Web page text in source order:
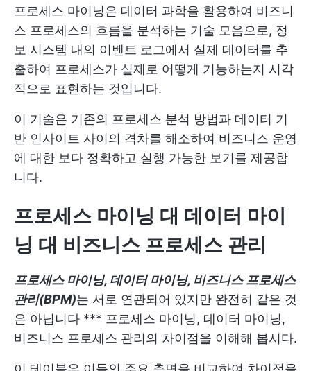
프로세스 마이닝은 데이터 과학을 활용하여 비즈니
스 프로세스의 흐름을 분석하는 기술 모음으로, 정
보 시스템 내의 이벤트 로그에서 실제 데이터를 추
출하여 프로세스가 실제로 어떻게 기능하는지 시각
적으로 표현하는 것입니다.
이 기술은 기존의 프로세스 분석 방법과 데이터 기
반 인사이트 사이의 격차를 해소하여 비즈니스 운영
에 대한 보다 정확하고 실행 가능한 보기를 제공합
니다.
프로세스 마이닝 대 데이터 마이
닝 대 비즈니스 프로세스 관리
프로세스 마이닝, 데이터 마이닝, 비즈니스 프로세스
관리(BPM)는 서로 연관되어 있지만 완전히 같은 것
은 아닙니다 *** 프로세스 마이닝, 데이터 마이닝,
비즈니스 프로세스 관리의 차이점을 이해해 봅시다.